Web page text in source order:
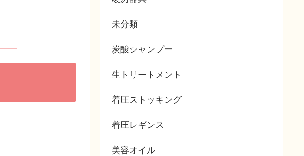
未分類
炭酸シャンプー
生トリートメント
着圧ストッキング
着圧レギンス
美容オイル